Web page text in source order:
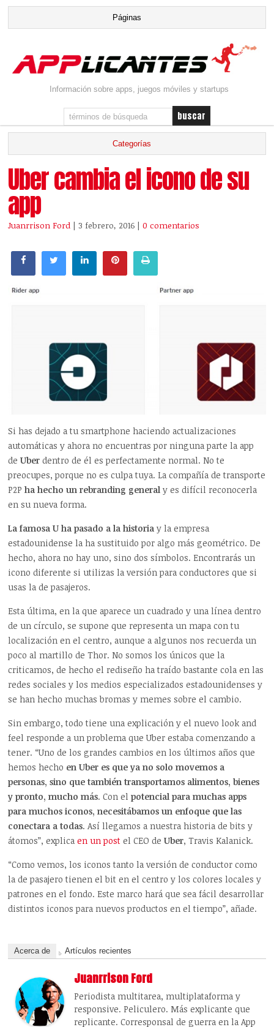
Información sobre apps, juegos móviles y startups
Uber cambia el icono de su
app
Juanrrison Ford | 3 febrero, 2016 |0 comentarios
Si has dejado a tu smartphone haciendo actualizaciones
automáticas y ahora no encuentras por ninguna parte la app
deUber dentro de él es perfectamente normal. No te
preocupes, porque no es culpa tuya. La compañía de transporte
P2Pha hecho un rebranding general y es difícil reconocerla
en su nueva forma.
La famosa U ha pasado a la historia y la empresa
estadounidense la ha sustituido por algo más geométrico. De
hecho, ahora no hay uno, sino dos símbolos. Encontrarás un
icono diferente si utilizas la versión para conductores que si
usas la de pasajeros.
Esta última, en la que aparece un cuadrado y una línea dentro
de un círculo, se supone que representa un mapa con tu
localización en el centro, aunque a algunos nos recuerda un
poco al martillo de Thor. No somos los únicos que la
criticamos, de hecho el rediseño ha traído bastante cola en las
redes sociales y los medios especializados estadounidenses y
se han hecho muchas bromas y memes sobre el cambio.
Sin embargo, todo tiene una explicación y el nuevo look and
feel responde a un problema que Uber estaba comenzando a
tener. “Uno de los grandes cambios en los últimos años que
hemos hecho en Uber es que ya no solo movemos a
personas, sino que también transportamos alimentos, bienes
y pronto, mucho más. Con elpotencial para muchas apps
para muchos iconos, necesitábamos un enfoque que las
conectara a todas. Así llegamos a nuestra historia de bits y
átomos”, explicaen un post el CEO deUber, Travis Kalanick.
“Como vemos, los iconos tanto la versión de conductor como
la de pasajero tienen el bit en el centro y los colores locales y
patrones en el fondo. Este marco hará que sea fácil desarrollar
distintos iconos para nuevos productos en el tiempo”, añade.
Acerca de Artículos recientes
Juanrrison Ford
Periodista multitarea, multiplataforma y
responsive. Peliculero. Más explicante que
replicante. Corresponsal de guerra en la App